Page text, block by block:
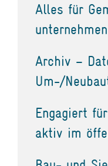
Alles für
unternehmen
Archiv –
Um-/
Engagiert
aktiv im